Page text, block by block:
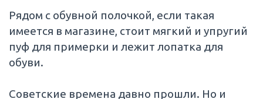
Рядом с обувной полочкой, если такая
имеется в магазине, стоит мягкий и упругий
пуф для примерки и лежит лопатка для
обуви.
Советские времена давно прошли. Но и